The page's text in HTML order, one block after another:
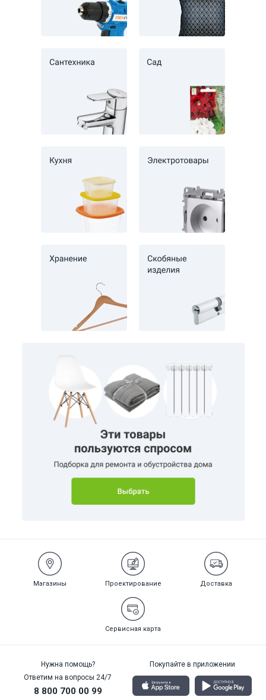
Магазины Проектирование Доставка
Сервисная карта
Нужна помощь?
Ответим на вопросы 24/7
8 800 700 00 99
Покупайте в приложении